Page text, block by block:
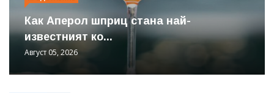
Как Аперол шприц стана най-
известният ко...
Август 05, 2026